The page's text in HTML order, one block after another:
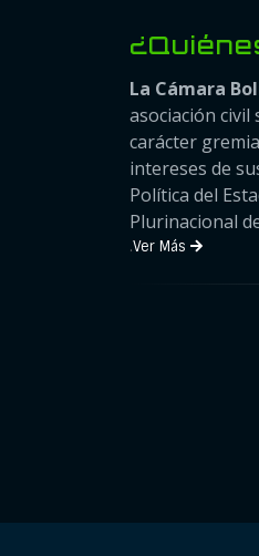
La Cámara
asociación civil
carácter
intereses de
Política del
Plurinacional
.Ver Más